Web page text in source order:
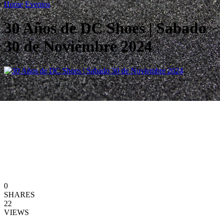
Home Eventos
30 Años de DC Shoes | Sabado
30 de Noviembre 2024
0
SHARES
22
VIEWS